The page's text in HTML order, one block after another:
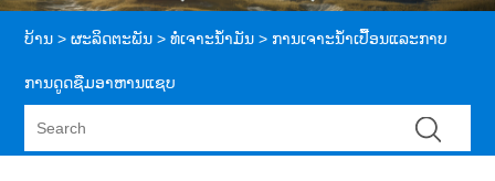
ບ້ານ > ຜະລິດຕະພັນ >ທໍ່ເຈາະນ້ຳມັນ > ການເຈາະນ້ໍາເປື້ອນແລະກາບ
ການດູດຊືມອາຫານແຊບ